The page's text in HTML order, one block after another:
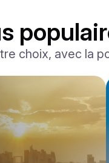
€
maintenant
choix, avec la